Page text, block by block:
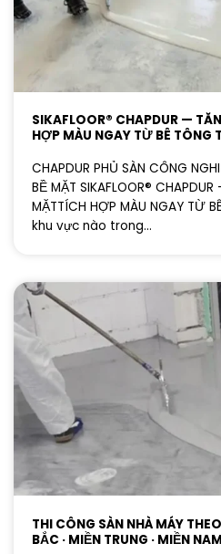
SIKAFLOOR® CHAPDUR —
HỢP MÀU NGAY TỪ BÊ TÔNG
CHAPDUR PHỦ SÀN CÔNG
BỀ MẶT SIKAFLOOR®
MẶTTÍCH HỢP MÀU NGAY TỪ
khu vực nào trong...
THI CÔNG SÀN NHÀ MÁY
BẮC · MIỀN TRUNG · MIỀN NAM